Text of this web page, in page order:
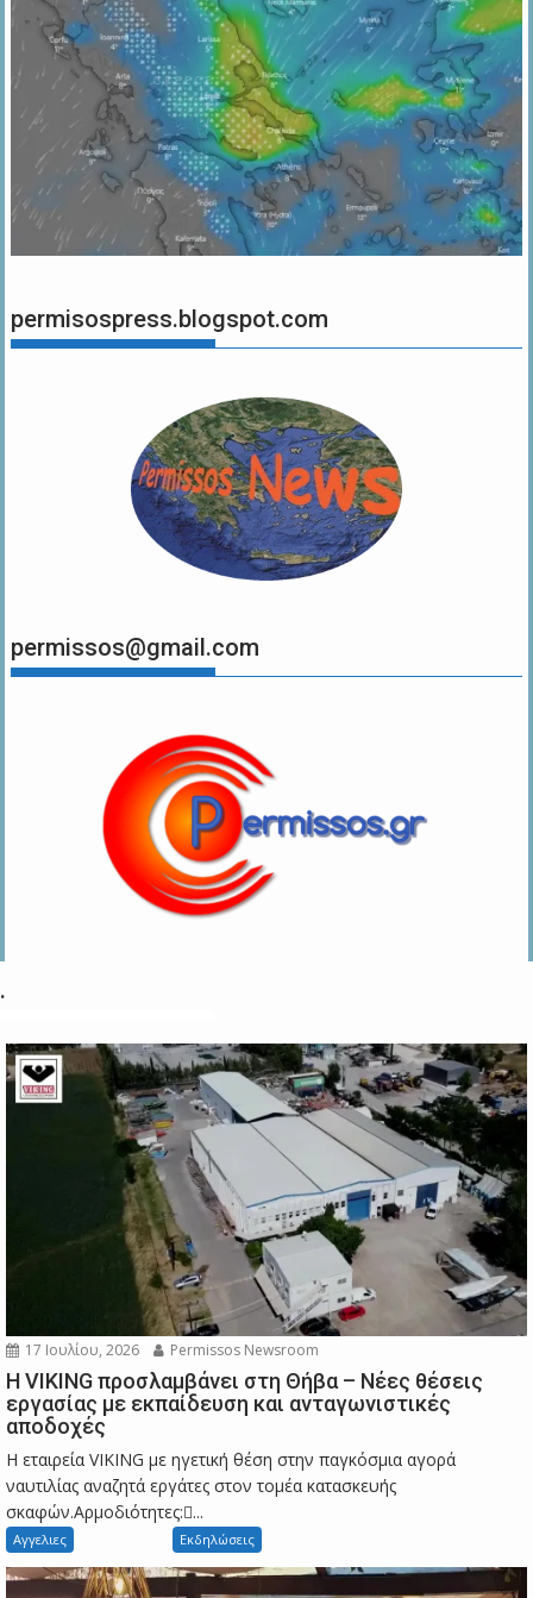
permisospress.blogspot.com
permissos@gmail.com
.
17 Ιουλίου, 2026 Permissos Newsroom
Η VIKING προσλαμβάνει στη Θήβα – Νέες θέσεις
εργασίας με εκπαίδευση και ανταγωνιστικές
αποδοχές
Η εταιρεία VIKING με ηγετική θέση στην παγκόσμια αγορά
ναυτιλίας αναζητά εργάτες στον τομέα κατασκευής
σκαφών.Αρμοδιότητες:...
Αγγελιες Εκδηλώσεις